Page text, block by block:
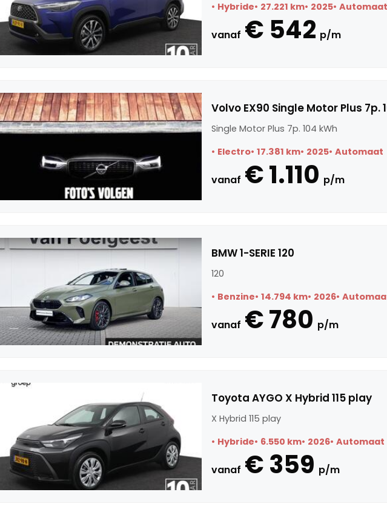
Hybride 27.221 km 2025 Automaat
vanaf € 542 p/m
Volvo EX90 Single Motor Plus 7p.
Single Motor Plus 7p. 104 kWh
Electro 17.381 km 2025 Automaat
vanaf € 1.110 p/m
BMW 1-SERIE 120
120
Benzine 14.794 km 2026
vanaf € 780 p/m
Toyota AYGO X Hybrid 115 play
X Hybrid 115 play
Hybride 6.550 km 2026 Automaat
vanaf € 359 p/m